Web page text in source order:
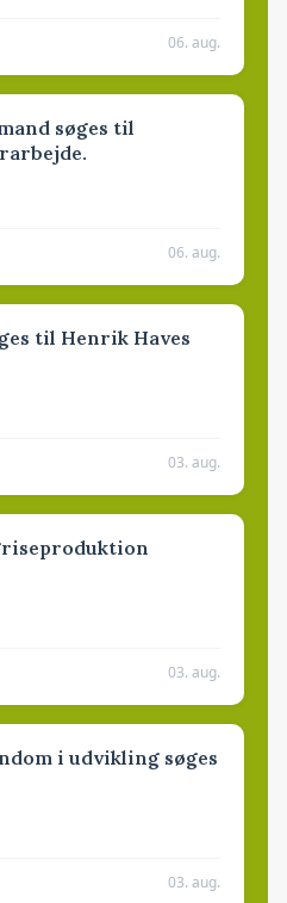
06. aug.
søges til
06. aug.
til Henrik Haves
03. aug.
03. aug.
i udvikling søges
03. aug.